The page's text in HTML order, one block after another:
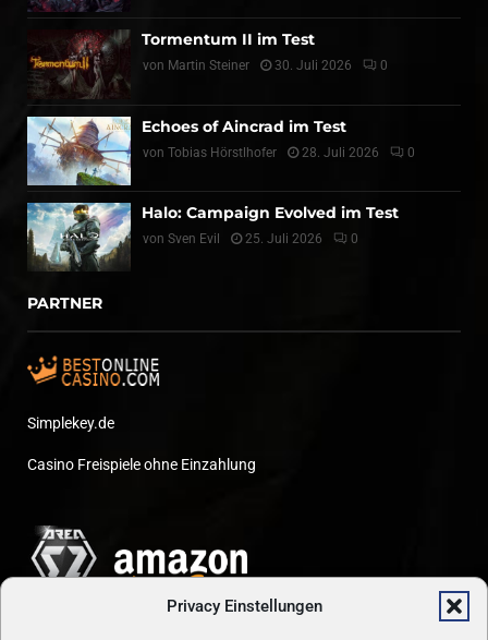
Privacy Einstellungen
Tormentum II im Test
von Martin Steiner 30. Juli 2026 0
Echoes of Aincrad im Test
von Tobias Hörstlhofer 28. Juli 2026 0
Halo: Campaign Evolved im Test
von Sven Evil 25. Juli 2026 0
PARTNER
Simplekey.de
Casino Freispiele ohne Einzahlung